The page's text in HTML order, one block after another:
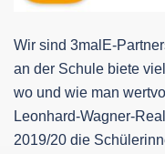
Wir sind 3malE-
an der Schule biete
wo und wie man
Leonhard-Wagner-
2019/20 die